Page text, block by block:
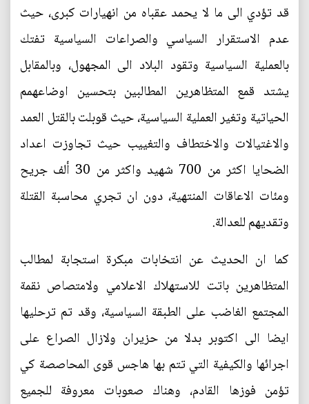
قد تؤدي الى ما لا يحمد عقباه من انهيارات كبرى، حيث
عدم الاستقرار السياسي والصراعات السياسية تفتك
بالعملية السياسية وتقود البلاد الى المجهول، وبالمقابل
يشتد قمع المتظاهرين المطالبين بتحسين اوضاعهمم
الحياتية وتغير العملية السياسية، حيث قوبلت بالقتل العمد
والاغتيالات والاختطاف والتغييب حيث تجاوزت اعداد
الضحايا اكثر من 700 شهيد واكثر من 30 ألف جريح
ومئات الاعاقات المنتهية، دون ان تجري محاسبة القتلة
وتقديهم للعدالة.
كما ان الحديث عن انتخابات مبكرة استجابة لمطالب
المتظاهرين باتت للاستهلاك الاعلامي ولامتصاص نقمة
المجتمع الغاضب على الطبقة السياسية، وقد تم ترحليها
ايضا الى اكتوبر بدلا من حزيران ولازال الصراع على
اجرائها والكيفية التي تتم بها هاجس قوى المحاصصة كي
تؤمن فوزها القادم، وهناك صعوبات معروفة للجميع